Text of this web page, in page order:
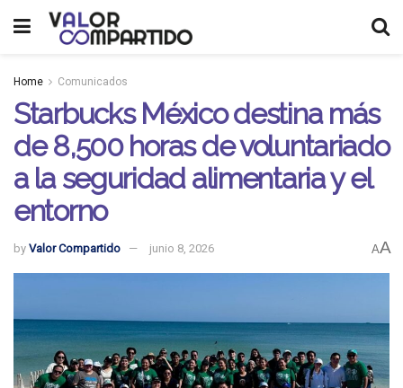
Home Comunicados
Starbucks México destina más
de 8,500 horas de voluntariado
a la seguridad alimentaria y el
entorno
by Valor Compartido junio 8, 2026 AA